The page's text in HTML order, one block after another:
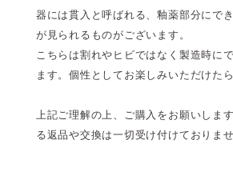
器には貫入と呼ばれる、釉薬部分にで
が見られるものがございます。
こちらは割れやヒビではなく製造時に
ます。個性としてお楽しみいただけた
上記ご理解の上、ご購入をお願いしま
る返品や交換は一切受け付けておりませ